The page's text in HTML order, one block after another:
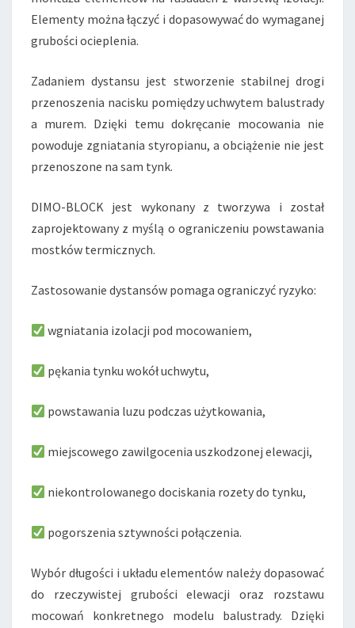
Elementy można łączyć i dopasowywać do wymaganej
grubości ocieplenia.
Zadaniem dystansu jest stworzenie stabilnej drogi
przenoszenia nacisku pomiędzy uchwytem balustrady
a murem. Dzięki temu dokręcanie mocowania nie
powoduje zgniatania styropianu, a obciążenie nie jest
przenoszone na sam tynk.
DIMO-BLOCK jest wykonany z tworzywa i został
zaprojektowany z myślą o ograniczeniu powstawania
mostków termicznych.
Zastosowanie dystansów pomaga ograniczyć ryzyko:
wgniatania izolacji pod mocowaniem,
pękania tynku wokół uchwytu,
powstawania luzu podczas użytkowania,
miejscowego zawilgocenia uszkodzonej elewacji,
niekontrolowanego dociskania rozety do tynku,
pogorszenia sztywności połączenia.
Wybór długości i układu elementów należy dopasować
do rzeczywistej grubości elewacji oraz rozstawu
mocowań konkretnego modelu balustrady. Dzięki